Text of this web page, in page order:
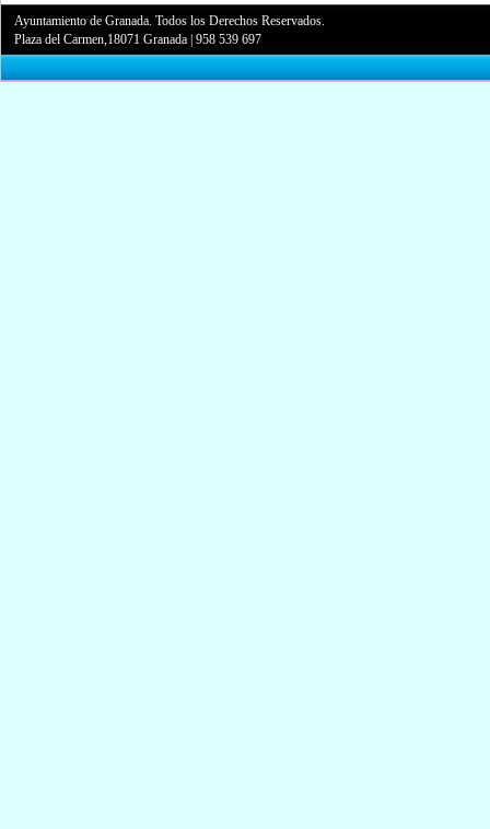
Ayuntamiento de Granada. Todos los Derechos Reservados.
Plaza del Carmen,18071 Granada |958 539 697